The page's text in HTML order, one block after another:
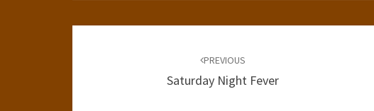
PREVIOUS
Saturday Night Fever